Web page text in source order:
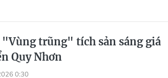
"Vùng trũng" tích sản sáng giá
Quy Nhơn
0:30